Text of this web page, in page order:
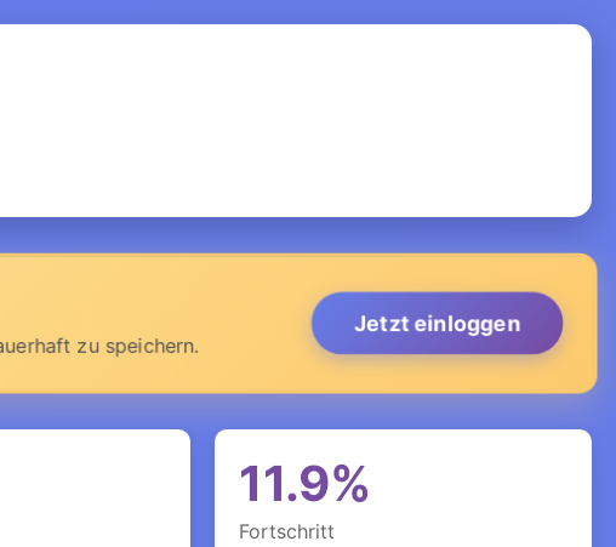
zu speichern.
Jetzt einloggen
11.9%
Fortschritt